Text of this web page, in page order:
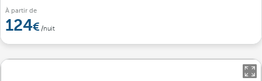
À partir de
124 /nuit